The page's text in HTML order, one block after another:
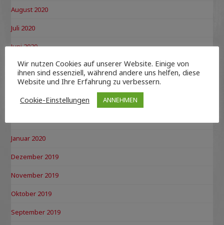
August 2020
Juli 2020
Juni 2020
Mai 2020
April 2020
März 2020
Januar 2020
Dezember 2019
November 2019
Oktober 2019
September 2019
Wir nutzen Cookies auf unserer Website. Einige von
ihnen sind essenziell, während andere uns helfen, diese
Website und Ihre Erfahrung zu verbessern.
Cookie-Einstellungen
ANNEHMEN